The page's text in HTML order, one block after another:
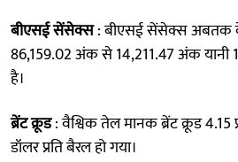
बीएसई सेंसेक्स: बीएसई सेंसेक्स अबतक
86,159.02 अंक से 14,211.47 अंक यानी
है।
ब्रेंट क्रूड: वैश्विक तेल मानक ब्रेंट क्रूड
डॉलर प्रति बैरल हो गया।